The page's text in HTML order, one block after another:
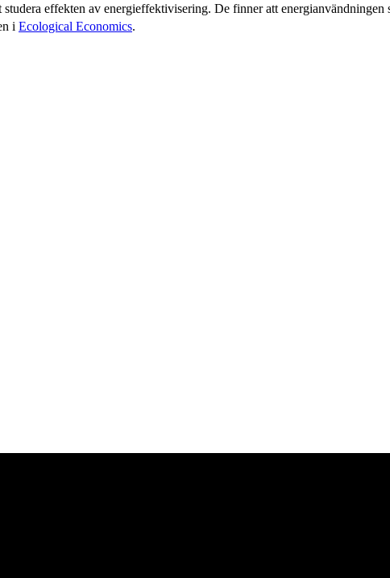
effekten av energieffektivisering. De finner att
i Ecological Economics.